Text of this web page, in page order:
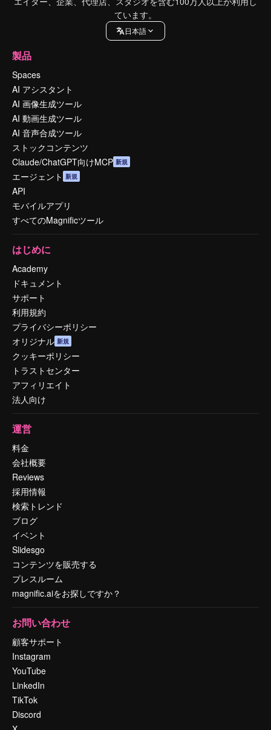
ています。
日本語
製品
Spaces
AI アシスタント
AI 画像生成ツール
AI 動画生成ツール
AI 音声合成ツール
ストックコンテンツ
Claude/ChatGPT向けMCP 新規
エージェント 新規
API
モバイルアプリ
すべてのMagnificツール
はじめに
Academy
ドキュメント
サポート
利用規約
プライバシーポリシー
オリジナル 新規
クッキーポリシー
トラストセンター
アフィリエイト
法人向け
運営
料金
会社概要
Reviews
採用情報
検索トレンド
ブログ
イベント
Slidesgo
コンテンツを販売する
プレスルーム
magnific.aiをお探しですか？
お問い合わせ
顧客サポート
Instagram
YouTube
LinkedIn
TikTok
Discord